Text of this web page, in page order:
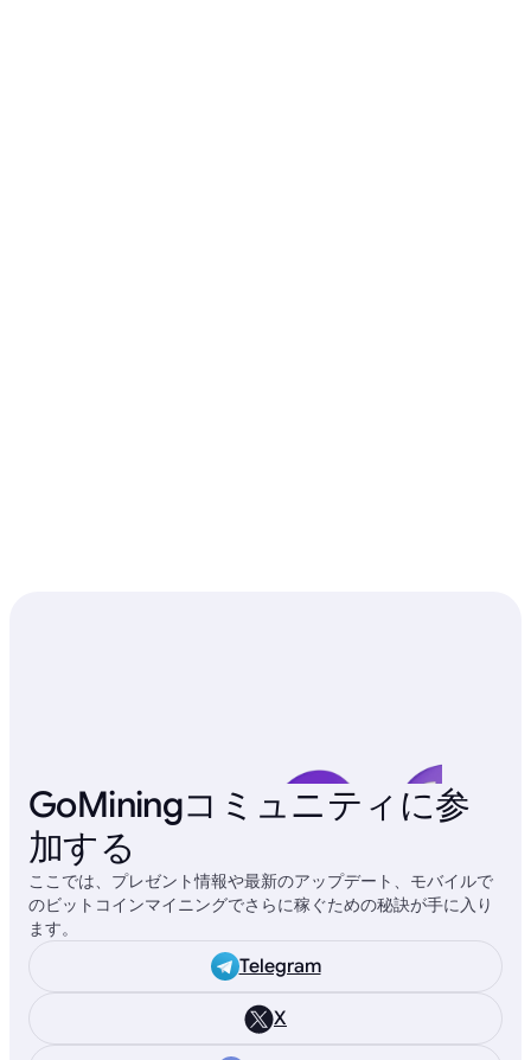
GoMiningコミュニティに参
加する
ここでは、プレゼント情報や最新のアップデート、モバイルで
のビットコインマイニングでさらに稼ぐための秘訣が手に入り
ます。
Telegram
X